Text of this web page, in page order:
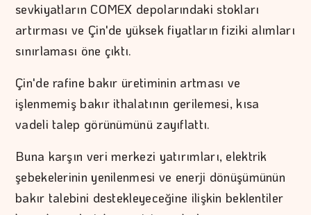
sevkiyatların COMEX depolarındaki stokları
artırması ve Çin'de yüksek fiyatların fiziki alımları
sınırlaması öne çıktı.
Çin'de rafine bakır üretiminin artması ve
işlenmemiş bakır ithalatının gerilemesi, kısa
vadeli talep görünümünü zayıflattı.
Buna karşın veri merkezi yatırımları, elektrik
şebekelerinin yenilenmesi ve enerji dönüşümünün
bakır talebini destekleyeceğine ilişkin beklentiler